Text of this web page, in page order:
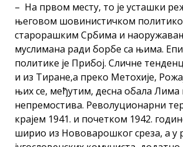
– На првом месту, то је усташки
његовом шовинистичком
старорашким Србима и
муслимана ради борбе са њима.
политике је Прибој. Сличне
и из Тиране,а преко Метохије,
њих се, међутим, десна обала Лима
непремостива. Револуционарни
крајем 1941. и почетком 1942.
ширио из Нововарошког среза, а у